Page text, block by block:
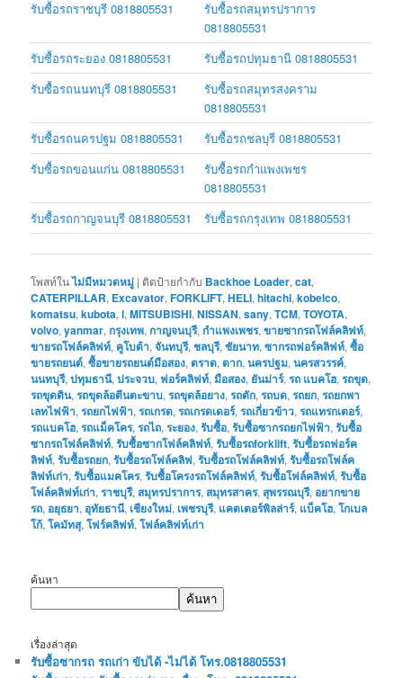
รับซื้อรถราชบุรี 0818805531
รับซื้อรถสมุทรปราการ
0818805531
รับซื้อรถระยอง 0818805531
รับซื้อรถปทุมธานี 0818805531
รับซื้อรถนนทบุรี 0818805531
รับซื้อรถสมุทรสงคราม
0818805531
รับซื้อรถนครปฐม 0818805531
รับซื้อรถชลบุรี 0818805531
รับซื้อรถขอนแก่น 0818805531
รับซื้อรถกำแพงเพชร
0818805531
รับซื้อรถกาญจนบุรี 0818805531
รับซื้อรถกรุงเทพ 0818805531
โพสท์ในไม่มีหมวดหมู่ | ติดป้ายกำกับ Backhoe Loader,cat,
CATERPILLAR, Excavator,FORKLIFT,HELI,hitachi,kobelco,
komatsu,kubota,l,MITSUBISHI,NISSAN,sany,TCM,TOYOTA,
volvo,yanmar,กรุงเทพ,กาญจนบุรี,กำแพงเพชร,ขายซากรถโฟล์คลิฟท์,
ขายรถโฟล์คลิฟท์, คูโบต้า,จันทบุรี,ชลบุรี,ชัยนาท,ซากรถฟอร์คลิฟท์,ซื้อ
ขายรถยนต์,ซื้อขายรถยนต์มือสอง,ตราด,ตาก,นครปฐม,นครสวรรค์,
นนทบุรี,ปทุมธานี,ประจวบ,ฟอร์คลิฟท์,มือสอง, ยันม่าร์,รถ แบคโฮ,รถขุด,
รถขุดดิน,รถขุดล้อตีนตะขาบ,รถขุดล้อยาง,รถตัก,รถบด,รถยก,รถยกพา
เลทไฟฟ้า,รถยกไฟฟ้า,รถเกรด,รถเกรดเดอร์,รถเกี่ยวข้าว,รถแทรกเตอร์,
รถแบคโฮ,รถแม็คโคร,รถไถ,ระยอง,รับซื้อ,รับซื้อซากรถยกไฟฟ้า,รับซื้อ
ซากรถโฟล์คลิฟท์,รับซื้อซากโฟล์คลิฟท์,รับซื้อรถforklift,รับซื้อรถฟอร์ค
ลิฟท์,รับซื้อรถยก,รับซื้อรถโฟล์คลิฟ,รับซื้อรถโฟล์คลิฟท์,รับซื้อรถโฟล์ค
ลิฟท์เก่า,รับซื้อแมคโคร,รับซื้อโครงรถโฟล์คลิฟท์,รับซื้อโฟล์คลิฟท์,รับซื้อ
โฟล์คลิฟท์เก่า,ราชบุรี, สมุทรปราการ, สมุทรสาคร, สุพรรณบุรี, อยากขาย
รถ, อยุธยา, อุทัยธานี, เชียงใหม่, เพชรบุรี, แคตเตอร์พิลล่าร์, แบ็คโฮ,โกเบล
โก้,โคมัทสุ,โฟร์คลิฟท์,โฟล์คลิฟท์เก่า
ค้นหา
ค้นหา
เรื่องล่าสุด
รับซื้อซากรถ รถเก่า ขับได้ -ไม่ได้ โทร.0818805531